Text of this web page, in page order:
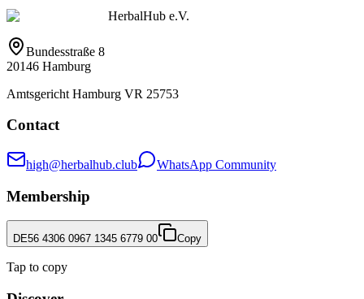
HerbalHub e.V.
Bundesstraße 8
20146 Hamburg
Amtsgericht Hamburg VR 25753
Contact
high@herbalhub.club WhatsApp Community
Membership
DE56 4306 0967 1345 6779 00 Copy
Tap to copy